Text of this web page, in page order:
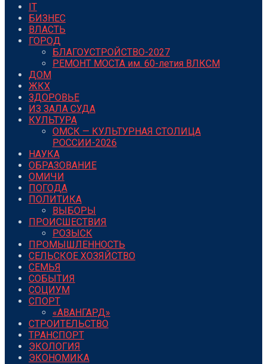
IT
БИЗНЕС
ВЛАСТЬ
ГОРОД
БЛАГОУСТРОЙСТВО-2027
РЕМОНТ МОСТА им. 60-летия ВЛКСМ
ДОМ
ЖКХ
ЗДОРОВЬЕ
ИЗ ЗАЛА СУДА
КУЛЬТУРА
ОМСК — КУЛЬТУРНАЯ СТОЛИЦА
РОССИИ-2026
НАУКА
ОБРАЗОВАНИЕ
ОМИЧИ
ПОГОДА
ПОЛИТИКА
ВЫБОРЫ
ПРОИСШЕСТВИЯ
РОЗЫСК
ПРОМЫШЛЕННОСТЬ
СЕЛЬСКОЕ ХОЗЯЙСТВО
СЕМЬЯ
СОБЫТИЯ
СОЦИУМ
СПОРТ
«АВАНГАРД»
СТРОИТЕЛЬСТВО
ТРАНСПОРТ
ЭКОЛОГИЯ
ЭКОНОМИКА